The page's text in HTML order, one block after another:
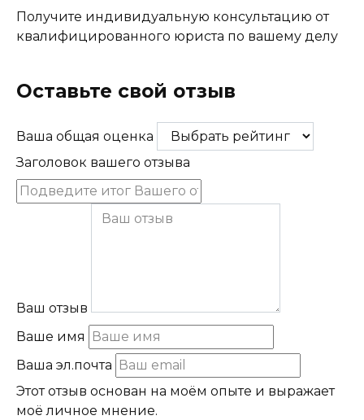
Получите индивидуальную консультацию от
квалифицированного юриста по вашему делу
Оставьте свой отзыв
Ваша общая оценка
Заголовок вашего отзыва
Ваш отзыв
Ваше имя
Ваша эл.почта
Этот отзыв основан на моём опыте и выражает
моё личное мнение.